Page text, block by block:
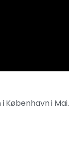
i Mai.